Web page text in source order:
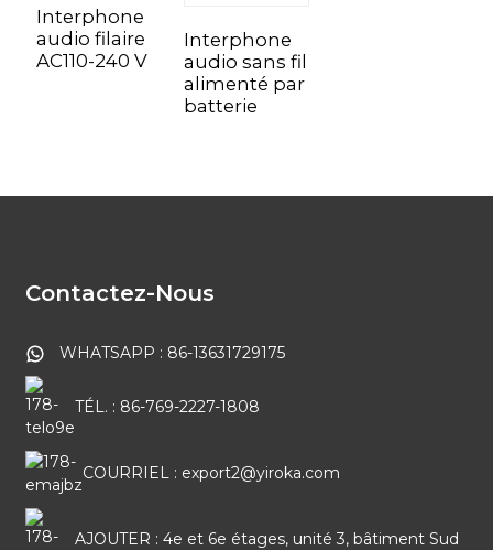
Interphone
audio filaire
AC110-240 V
Interphone
audio sans fil
alimenté par
batterie
Contactez-Nous
WHATSAPP : 86-13631729175
TÉL. : 86-769-2227-1808
COURRIEL : export2@yiroka.com
AJOUTER : 4e et 6e étages, unité 3, bâtiment Sud